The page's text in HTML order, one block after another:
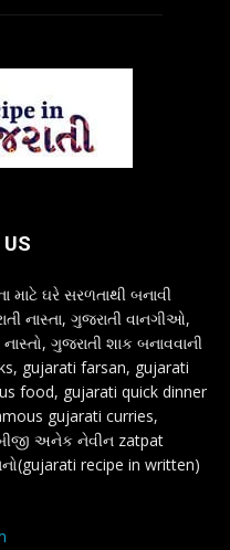
માટે ઘરે સરળતાથી બનાવી
નાસ્તા, ગુજરાતી વાનગીઓ,
ગુજરાતી શાક બનાવવાની
gujarati farsan, gujarati
food, gujarati quick dinner
gujarati curries,
અનેક નેવીન zatpat
recipe in written)